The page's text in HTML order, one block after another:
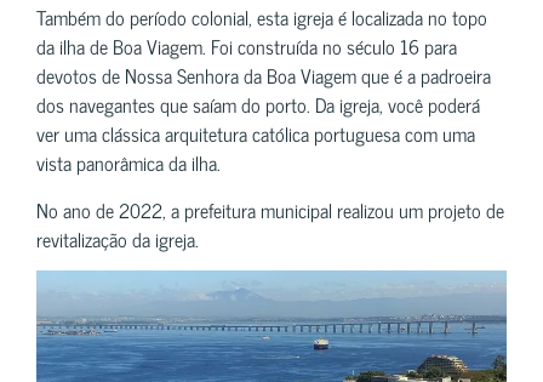
Também do período colonial, esta igreja é localizada no topo
da ilha de Boa Viagem. Foi construída no século 16 para
devotos de Nossa Senhora da Boa Viagem que é a padroeira
dos navegantes que saíam do porto. Da igreja, você poderá
ver uma clássica arquitetura católica portuguesa com uma
vista panorâmica da ilha.
No ano de 2022, a prefeitura municipal realizou um projeto de
revitalização da igreja.